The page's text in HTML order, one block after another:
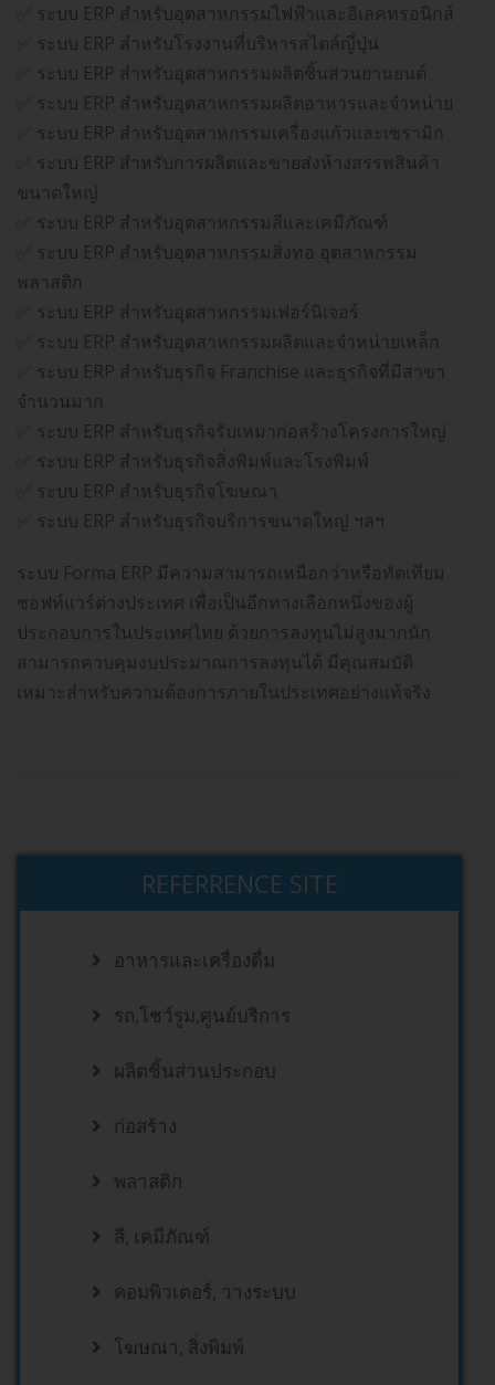
✅ ระบบ ERP สำหรับอุตสาหกรรมไฟฟ้าและอิเลคทรอนิกส์
✅ ระบบ ERP สำหรับโรงงานที่บริหารสไตล์ญี่ปุ่น
✅ ระบบ ERP สำหรับอุตสาหกรรมผลิตชิ้นส่วนยานยนต์
✅ ระบบ ERP สำหรับอุตสาหกรรมผลิตอาหารและจำหน่าย
✅ ระบบ ERP สำหรับอุตสาหกรรมเครื่องแก้วและเซรามิก
✅ ระบบ ERP สำหรับการผลิตและขายส่งห้างสรรพสินค้า
ขนาดใหญ่
✅ ระบบ ERP สำหรับอุตสาหกรรมสีและเคมีภัณฑ์
✅ ระบบ ERP สำหรับอุตสาหกรรมสิ่งทอ อุตสาหกรรม
พลาสติก
✅ ระบบ ERP สำหรับอุตสาหกรรมเฟอร์นิเจอร์
✅ ระบบ ERP สำหรับอุตสาหกรรมผลิตและจำหน่ายเหล็ก
✅ ระบบ ERP สำหรับธุรกิจ Franchise และธุรกิจที่มีสาขา
จำนวนมาก
✅ ระบบ ERP สำหรับธุรกิจรับเหมาก่อสร้างโครงการใหญ่
✅ ระบบ ERP สำหรับธุรกิจสิ่งพิมพ์และโรงพิมพ์
✅ ระบบ ERP สำหรับธุรกิจโฆษณา
✅ ระบบ ERP สำหรับธุรกิจบริการขนาดใหญ่ ฯลฯ
ระบบ Forma ERP มีความสามารถเหนือกว่าหรือทัดเทียม
ซอฟท์แวร์ต่างประเทศ เพื่อเป็นอีกทางเลือกหนึ่งของผู้
ประกอบการในประเทศไทย ด้วยการลงทุนไม่สูงมากนัก
สามารถควบคุมงบประมาณการลงทุนได้ มีคุณสมบัติ
เหมาะสำหรับความต้องการภายในประเทศอย่างแท้จริง
REFERRENCE SITE
อาหารและเครื่องดื่ม
รถ,โชว์รูม,ศูนย์บริการ
ผลิตชิ้นส่วนประกอบ
ก่อสร้าง
พลาสติก
สี, เคมีภัณฑ์
คอมพิวเตอร์, วางระบบ
โฆษณา, สิ่งพิมพ์